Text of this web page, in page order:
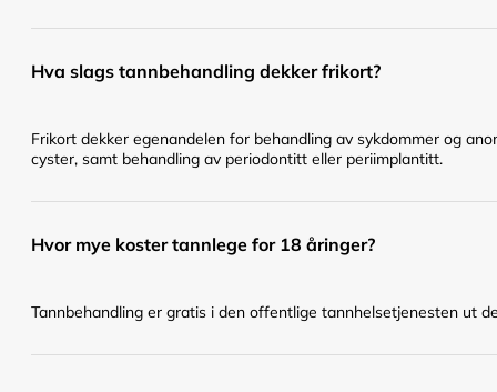
Hva slags tannbehandling dekker frikort?
Frikort dekker egenandelen for behandling av sykdommer og
cyster, samt behandling av periodontitt eller periimplantitt.
Hvor mye koster tannlege for 18 åringer?
Tannbehandling er gratis i den offentlige tannhelsetjenesten ut